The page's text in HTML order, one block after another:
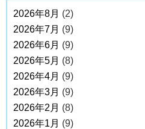
2026年8月 (2)
2026年7月 (9)
2026年6月 (9)
2026年5月 (8)
2026年4月 (9)
2026年3月 (9)
2026年2月 (8)
2026年1月 (9)